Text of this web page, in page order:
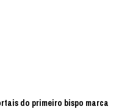
do primeiro bispo marca